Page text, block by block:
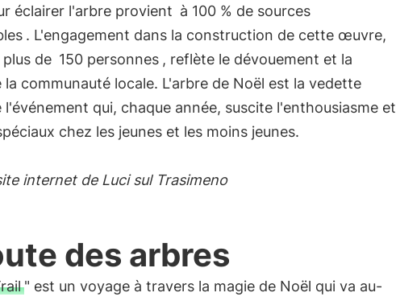
éclairer l'arbre provient à 100 % de sources
. L'engagement dans la construction de cette œuvre,
de 150 personnes , reflète le dévouement et la
la communauté locale. L'arbre de Noël est la vedette
l'événement qui, chaque année, suscite l'enthousiasme et
chez les jeunes et les moins jeunes.
internet de Luci sul Trasimeno
des arbres
" est un voyage à travers la magie de Noël qui va au-